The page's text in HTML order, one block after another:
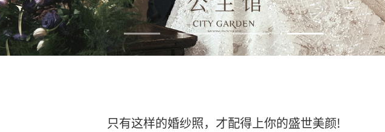
只有这样的婚纱照，才配得上你的盛世美颜!